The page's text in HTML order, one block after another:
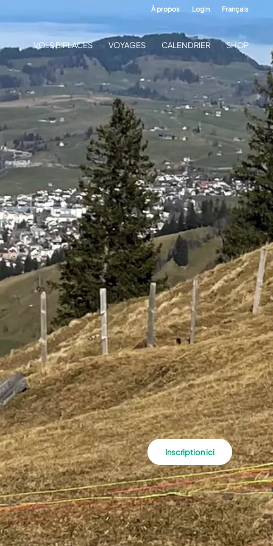
Inscription ici
À propos Login Français
VOLS BIPLACES VOYAGES CALENDRIER SHOP